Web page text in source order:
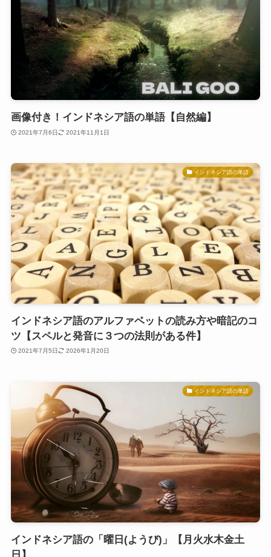
画像付き！インドネシア語の単語【自然編】
2021年7月6日 2021年11月1日
インドネシア語の単語
インドネシア語のアルファベットの読み方や暗記のコ
ツ【スペルと発音に３つの法則がある件】
2021年7月5日 2026年1月20日
インドネシア語の単語
インドネシア語の「曜日(ようび)」【月火水木金土
日】